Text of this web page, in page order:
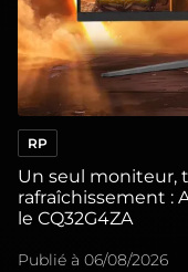
RP
Un seul moniteur,
rafraîchissement :
le CQ32G4ZA
Publié à 06/08/2026